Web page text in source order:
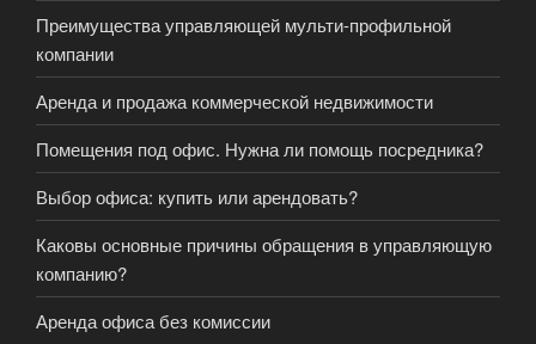
Преимущества управляющей мульти-профильной
компании
Аренда и продажа коммерческой недвижимости
Помещения под офис. Нужна ли помощь посредника?
Выбор офиса: купить или арендовать?
Каковы основные причины обращения в управляющую
компанию?
Аренда офиса без комиссии